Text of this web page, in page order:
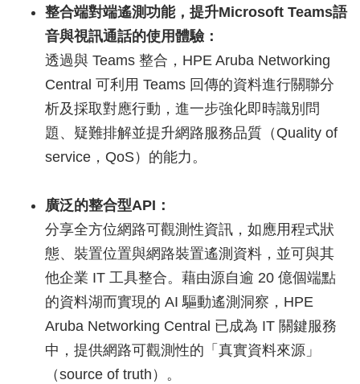
整合端對端遙測功能，提升Microsoft Teams語
音與視訊通話的使用體驗：
透過與 Teams 整合，HPE Aruba Networking
Central 可利用 Teams 回傳的資料進行關聯分
析及採取對應行動，進一步強化即時識別問
題、疑難排解並提升網路服務品質（Quality of
service，QoS）的能力。
廣泛的整合型API：
分享全方位網路可觀測性資訊，如應用程式狀
態、裝置位置與網路裝置遙測資料，並可與其
他企業 IT 工具整合。藉由源自逾 20 億個端點
的資料湖而實現的 AI 驅動遙測洞察，HPE
Aruba Networking Central 已成為 IT 關鍵服務
中，提供網路可觀測性的「真實資料來源」
（source of truth）。